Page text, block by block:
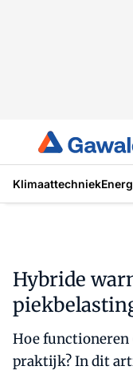
Klimaattechniek
Hybride
Hoe functioneren
praktijk? In dit